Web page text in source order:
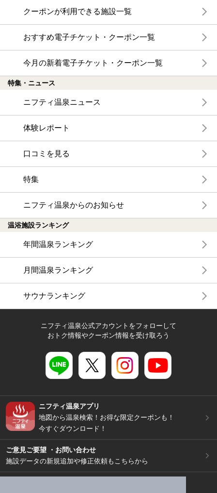
クーポンが利用できる施設一覧
おすすめ電子チケット・クーポン一覧
今月の新着電子チケット・クーポン一覧
特集・ニュース
ニフティ温泉ニュース
体験レポート
口コミを見る
特集
ニフティ温泉からのお知らせ
温浴施設ランキング
年間温泉ランキング
月間温泉ランキング
サウナランキング
ニフティ温泉公式アカウントをフォローして
おトク情報やクーポン情報を受け取ろう
ニフティ温泉アプリ
地図から温泉検索！お得な限定クーポンも！
今すぐダウンロード！
ご意見ご要望 ・お問い合わせ
施設データの新規追加や修正依頼もこちらから